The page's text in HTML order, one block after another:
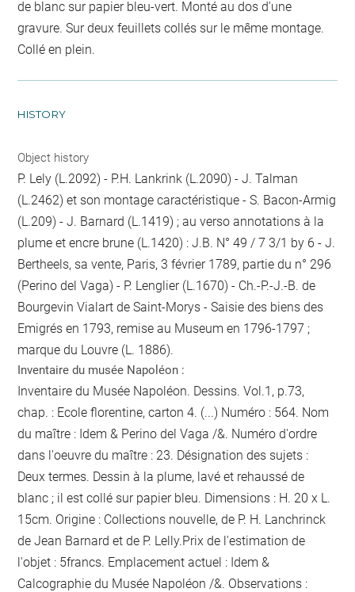
de blanc sur papier bleu-vert. Monté au dos d'une
gravure. Sur deux feuillets collés sur le même montage.
Collé en plein.
HISTORY
Object history
P. Lely (L.2092) - P.H. Lankrink (L.2090) - J. Talman
(L.2462) et son montage caractéristique - S. Bacon-Armig
(L.209) - J. Barnard (L.1419) ; au verso annotations à la
plume et encre brune (L.1420) : J.B. N° 49 / 7 3/1 by 6 - J.
Bertheels, sa vente, Paris, 3 février 1789, partie du n° 296
(Perino del Vaga) - P. Lenglier (L.1670) - Ch.-P.-J.-B. de
Bourgevin Vialart de Saint-Morys - Saisie des biens des
Emigrés en 1793, remise au Museum en 1796-1797 ;
marque du Louvre (L. 1886).
Inventaire du musée Napoléon :
Inventaire du Musée Napoléon. Dessins. Vol.1, p.73,
chap. : Ecole florentine, carton 4. (...) Numéro : 564. Nom
du maître : Idem & Perino del Vaga /&. Numéro d'ordre
dans l'oeuvre du maître : 23. Désignation des sujets :
Deux termes. Dessin à la plume, lavé et rehaussé de
blanc ; il est collé sur papier bleu. Dimensions : H. 20 x L.
15cm. Origine : Collections nouvelle, de P. H. Lanchrinck
de Jean Barnard et de P. Lelly.Prix de l'estimation de
l'objet : 5francs. Emplacement actuel : Idem &
Calcographie du Musée Napoléon /&. Observations :